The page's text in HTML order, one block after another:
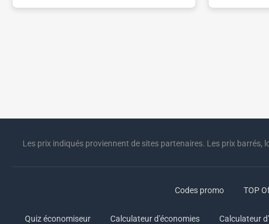
Les prix indiqués proviennent de sites partenaires. Les prix barrés,
Codes promo
TOP
Quiz économiseur
Calculateur d'économies Calculateur